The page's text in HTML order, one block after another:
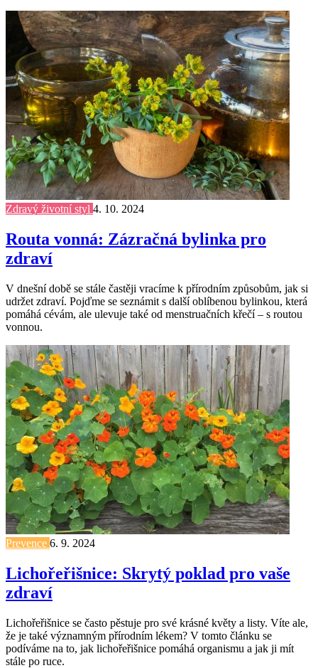
Zdravý životní styl 4. 10. 2024
Routa vonná: Zázračná bylinka pro
zdraví
V dnešní době se stále častěji vracíme k přírodním způsobům, jak si
udržet zdraví. Pojďme se seznámit s další oblíbenou bylinkou, která
pomáhá cévám, ale ulevuje také od menstruačních křečí – s routou
vonnou.
Prevence 6. 9. 2024
Lichořeřišnice: Skrytý poklad pro vaše
zdraví
Lichořeřišnice se často pěstuje pro své krásné květy a listy. Víte ale,
že je také významným přírodním lékem? V tomto článku se
podíváme na to, jak lichořeřišnice pomáhá organismu a jak ji mít
stále po ruce.